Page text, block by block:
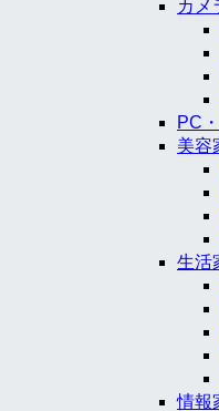
カメ
PC
美容
生活
情報